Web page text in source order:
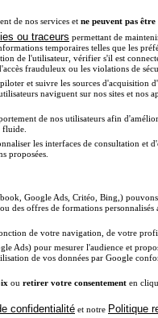
alternance
de nos services et ne peuvent pas être
ou traceurs permettant de
temporaires telles que les
de l'utilisateur, vérifier s'il est
frauduleux ou les violations de
et suivre les sources d'acquisition
naviguent sur nos sites et nos
de nos utilisateurs afin
fluide.
les interfaces de consultation et
proposées.
Google Ads, Critéo, Bing,)
des offres de formations
de votre navigation, de votre
Ads) pour mesurer l'audience et
de vos données par Google
ou retirer votre consentement en
confidentialité et notre Politique